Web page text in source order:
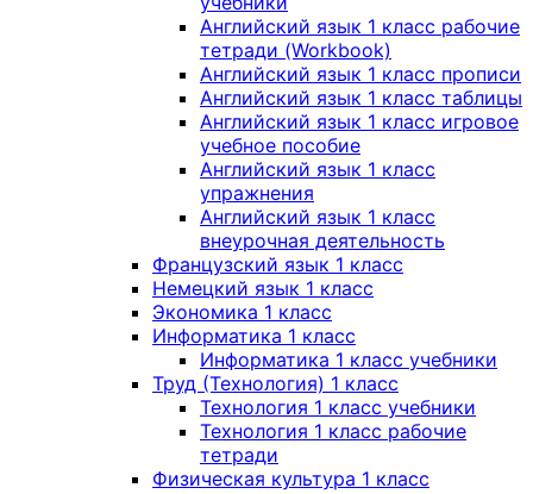
Английский язык 1 класс рабочие
тетради (Workbook)
Английский язык 1 класс прописи
Английский язык 1 класс таблицы
Английский язык 1 класс игровое
учебное пособие
Английский язык 1 класс
упражнения
Английский язык 1 класс
внеурочная деятельность
Французский язык 1 класс
Немецкий язык 1 класс
Экономика 1 класс
Информатика 1 класс
Информатика 1 класс учебники
Труд (Технология) 1 класс
Технология 1 класс учебники
Технология 1 класс рабочие
тетради
Физическая культура 1 класс